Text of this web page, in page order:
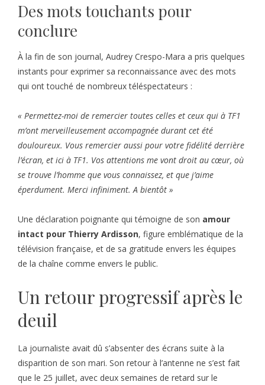
Des mots touchants pour
conclure
À la fin de son journal, Audrey Crespo-Mara a pris quelques
instants pour exprimer sa reconnaissance avec des mots
qui ont touché de nombreux téléspectateurs :
« Permettez-moi de remercier toutes celles et ceux qui à TF1
m’ont merveilleusement accompagnée durant cet été
douloureux. Vous remercier aussi pour votre fidélité derrière
l’écran, et ici à TF1. Vos attentions me vont droit au cœur, où
se trouve l’homme que vous connaissez, et que j’aime
éperdument. Merci infiniment. A bientôt »
Une déclaration poignante qui témoigne de son amour
intact pour Thierry Ardisson, figure emblématique de la
télévision française, et de sa gratitude envers les équipes
de la chaîne comme envers le public.
Un retour progressif après le
deuil
La journaliste avait dû s’absenter des écrans suite à la
disparition de son mari. Son retour à l’antenne ne s’est fait
que le 25 juillet, avec deux semaines de retard sur le